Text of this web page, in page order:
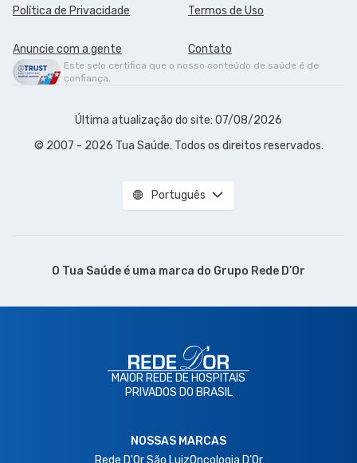
Política de Privacidade Termos de Uso
Anuncie com a gente Contato
Este selo certifica que o nosso conteúdo de saúde é de
confiança.
Última atualização do site: 07/08/2026
© 2007 - 2026 Tua Saúde. Todos os direitos reservados.
Português
O Tua Saúde é uma marca do Grupo Rede D’Or
MAIOR REDE DE HOSPITAIS
PRIVADOS DO BRASIL
NOSSAS MARCAS
Rede D'Or São LuizOncologia D’Or